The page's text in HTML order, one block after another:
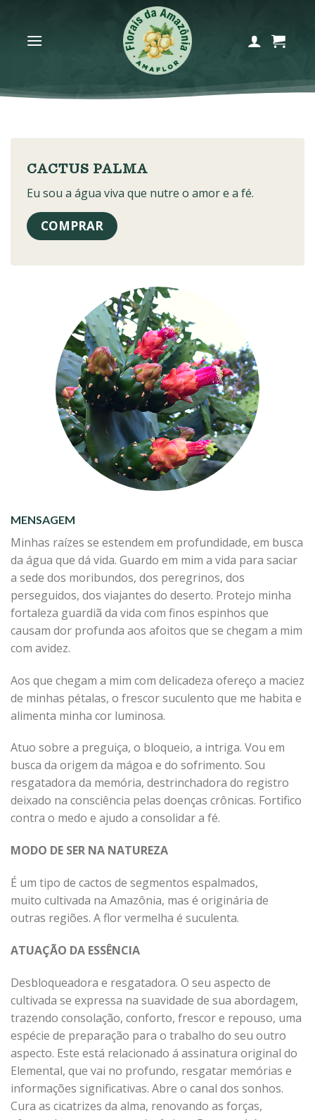
content
CACTUS PALMA
Eu sou a água viva que nutre o amor e a fé.
COMPRAR
MENSAGEM
Minhas raízes se estendem em profundidade, em busca
da água que dá vida. Guardo em mim a vida para saciar
a sede dos moribundos, dos peregrinos, dos
perseguidos, dos viajantes do deserto. Protejo minha
fortaleza guardiã da vida com finos espinhos que
causam dor profunda aos afoitos que se chegam a mim
com avidez.
Aos que chegam a mim com delicadeza ofereço a maciez
de minhas pétalas, o frescor suculento que me habita e
alimenta minha cor luminosa.
Atuo sobre a preguiça, o bloqueio, a intriga. Vou em
busca da origem da mágoa e do sofrimento. Sou
resgatadora da memória, destrinchadora do registro
deixado na consciência pelas doenças crônicas. Fortifico
contra o medo e ajudo a consolidar a fé.
MODO DE SER NA NATUREZA
É um tipo de cactos de segmentos espalmados,
muito cultivada na Amazônia, mas é originária de
outras regiões. A flor vermelha é suculenta.
ATUAÇÃO DA ESSÊNCIA
Desbloqueadora e resgatadora. O seu aspecto de
cultivada se expressa na suavidade de sua abordagem,
trazendo consolação, conforto, frescor e repouso, uma
espécie de preparação para o trabalho do seu outro
aspecto. Este está relacionado á assinatura original do
Elemental, que vai no profundo, resgatar memórias e
informações significativas. Abre o canal dos sonhos.
Cura as cicatrizes da alma, renovando as forças,